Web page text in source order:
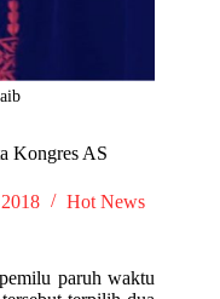
Kongres AS
Hot News
paruh waktu